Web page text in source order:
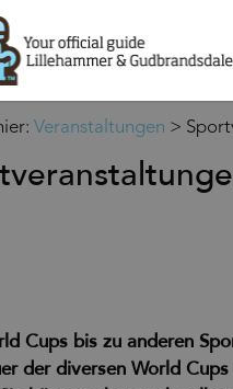
Veranstaltungen >
Cups bis zu anderen
der diversen World Cups